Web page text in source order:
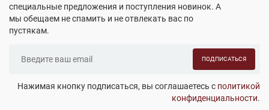
специальные предложения и поступления новинок. А
мы обещаем не спамить и не отвлекать вас по
пустякам.
ПОДПИСАТЬСЯ
Нажимая кнопку подписаться, вы соглашаетесь с политикой
конфиденциальности.